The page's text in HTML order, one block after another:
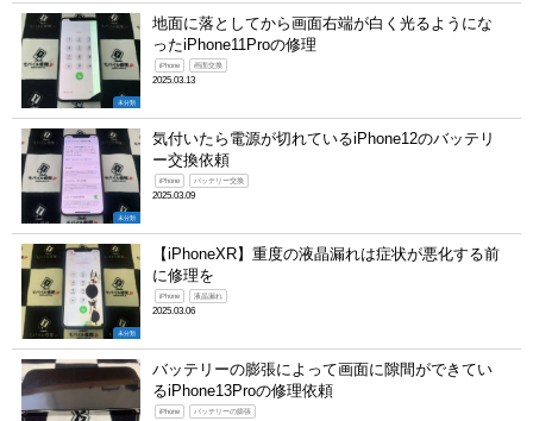
未分類
地面に落としてから画面右端が白く光るようにな
ったiPhone11Proの修理
iPhone 画面交換
2025.03.13
未分類
気付いたら電源が切れているiPhone12のバッテリ
ー交換依頼
iPhone バッテリー交換
2025.03.09
未分類
【iPhoneXR】重度の液晶漏れは症状が悪化する前
に修理を
iPhone 液晶漏れ
2025.03.06
バッテリーの膨張によって画面に隙間ができてい
るiPhone13Proの修理依頼
iPhone バッテリーの膨張